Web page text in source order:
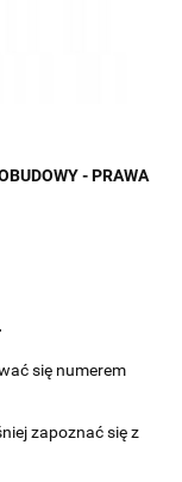
- PRAWA
się numerem
zapoznać się z